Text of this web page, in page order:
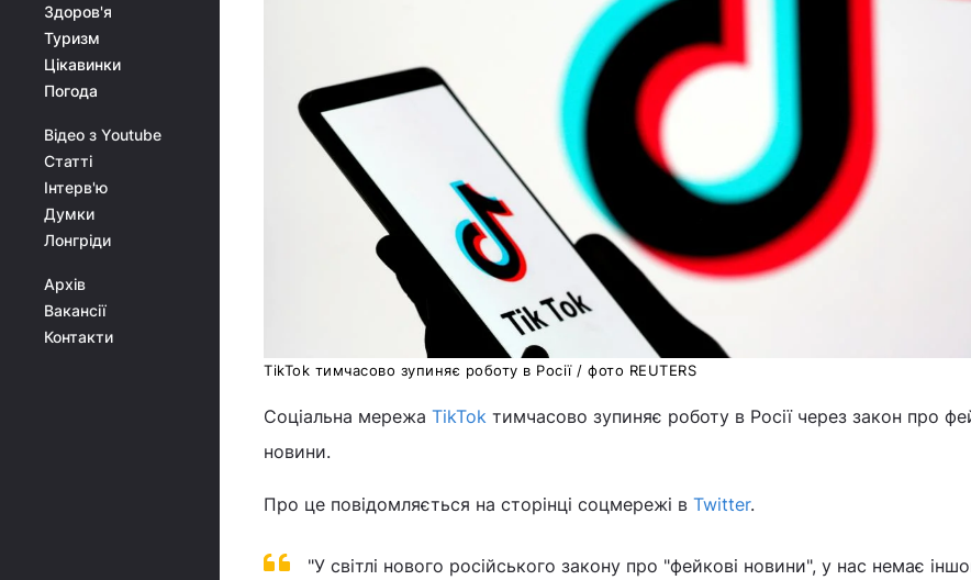
Здоров'я
Туризм
Цікавинки
Погода
Відео з Youtube
Статті
Інтерв'ю
Думки
Лонгріди
Архів
Вакансії
Контакти
TikTok тимчасово зупиняє роботу в Росії / фото REUTERS
Соціальна мережа TikTok тимчасово зупиняє роботу в Росії через закон про
новини.
Про це повідомляється на сторінці соцмережі в Twitter.
"У світлі нового російського закону про "фейкові новини", у нас немає